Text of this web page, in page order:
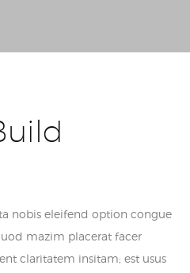
nobis eleifend option congue
mazim placerat facer
claritatem insitam; est usus